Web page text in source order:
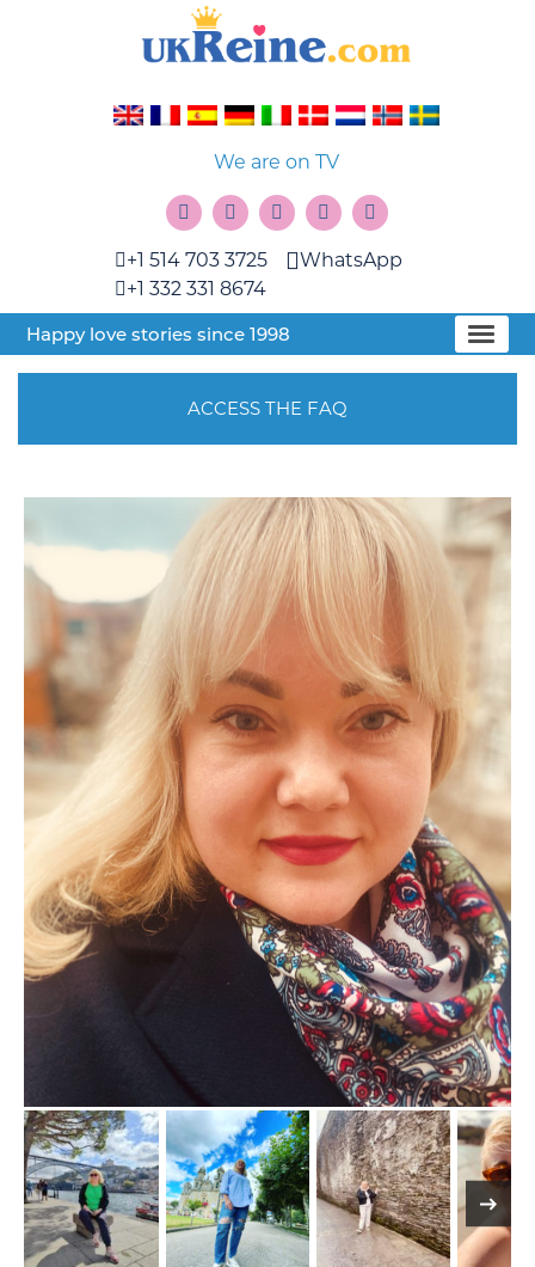
We are on TV
+1 514 703 3725
+1 332 331 8674
WhatsApp
Happy love stories since 1998
ACCESS THE FAQ